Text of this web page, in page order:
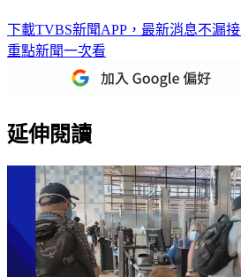
下載TVBS新聞APP，最新消息不漏接
重點新聞一次看
延伸閱讀